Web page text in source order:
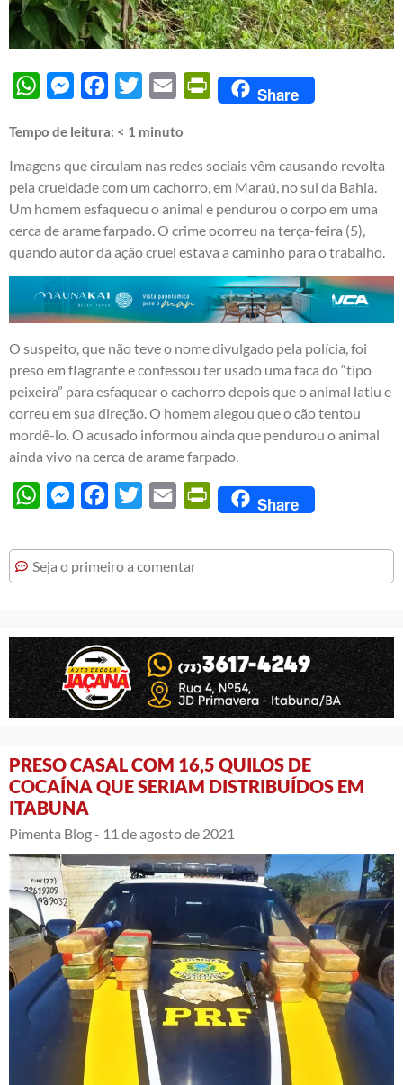
WhatsAppMessengerFacebook
Twitter Email PrintFriendly
Share
Tempo de leitura: < 1 minuto
Imagens que circulam nas redes sociais vêm causando revolta
pela crueldade com um cachorro, em Maraú, no sul da Bahia.
Um homem esfaqueou o animal e pendurou o corpo em uma
cerca de arame farpado. O crime ocorreu na terça-feira (5),
quando autor da ação cruel estava a caminho para o trabalho.
O suspeito, que não teve o nome divulgado pela polícia, foi
preso em flagrante e confessou ter usado uma faca do “tipo
peixeira” para esfaquear o cachorro depois que o animal latiu e
correu em sua direção. O homem alegou que o cão tentou
mordê-lo. O acusado informou ainda que pendurou o animal
ainda vivo na cerca de arame farpado.
WhatsAppMessengerFacebook
Twitter Email PrintFriendly
Share
Seja o primeiro a comentar
PRESO CASAL COM 16,5 QUILOS DE
COCAÍNA QUE SERIAM DISTRIBUÍDOS EM
ITABUNA
Pimenta Blog - 11 de agosto de 2021